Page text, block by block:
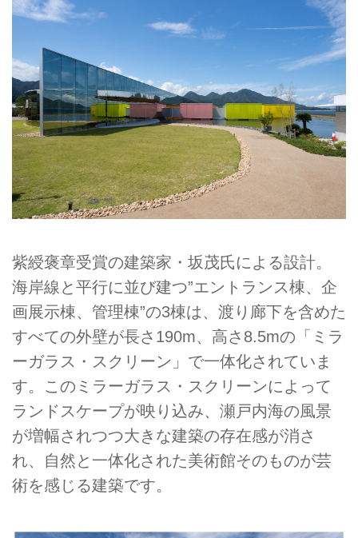
紫綬褒章受賞の建築家・坂茂氏による設計。
海岸線と平行に並び建つ”エントランス棟、企
画展示棟、管理棟”の3棟は、渡り廊下を含めた
すべての外壁が長さ190m、高さ8.5mの「ミラ
ーガラス・スクリーン」で一体化されていま
す。このミラーガラス・スクリーンによって
ランドスケープが映り込み、瀬戸内海の風景
が増幅されつつ大きな建築の存在感が消さ
れ、自然と一体化された美術館そのものが芸
術を感じる建築です。